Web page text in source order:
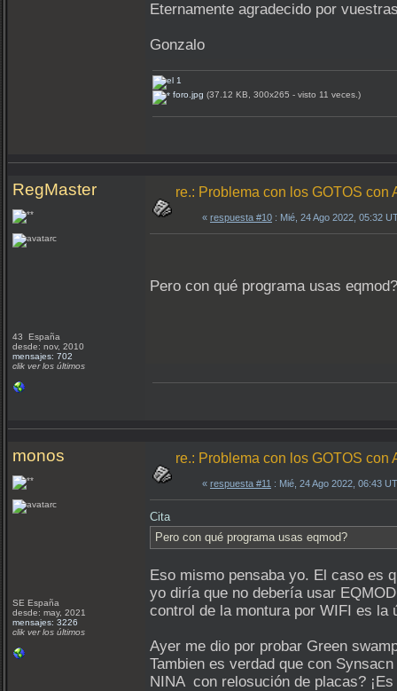
Eternamente agradecido por
Gonzalo
foro.jpg (37.12 KB, 300x265 - visto 11 veces.)
RegMaster
43 España
desde: nov, 2010
mensajes: 702
clik ver los últimos
re.: Problema con los GOTOS
« respuesta #10 : Mié, 24 Ago 2022, 05:32
Pero con qué programa usas eqmod?
monos
SE España
desde: may, 2021
mensajes: 3226
clik ver los últimos
re.: Problema con los GOTOS
« respuesta #11 : Mié, 24 Ago 2022, 06:43
Cita
Pero con qué programa usas eqmod?
Eso mismo pensaba yo. El caso es
yo diría que no debería usar
control de la montura por WIFI es la
Ayer me dio por probar Green
Tambien es verdad que con
NINA con relosución de placas?